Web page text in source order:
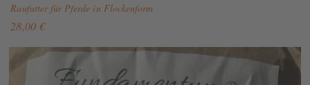
Raufutter für Pferde in Flockenform
28,00 €